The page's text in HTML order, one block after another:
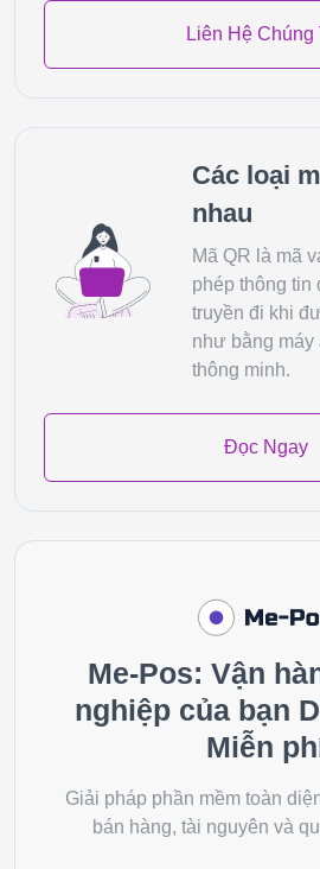
Liên Hệ Chúng
Các loại
nhau
Mã QR là mã
phép thông tin
truyền đi khi
như bằng máy
thông minh.
Đọc Ngay
Me-Pos: Vận
nghiệp của bạn
Miễn
Giải pháp phần mềm toàn
bán hàng, tài nguyên và